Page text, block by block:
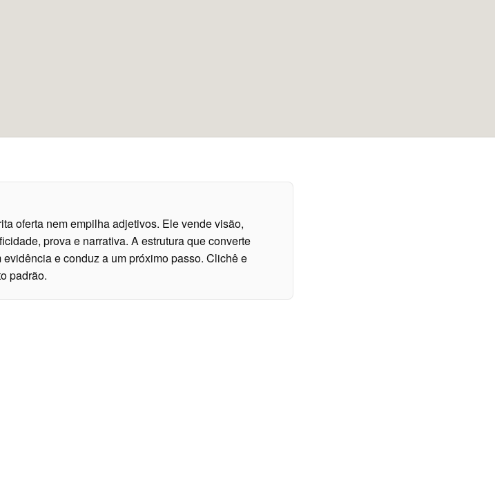
oferta nem empilha adjetivos. Ele vende visão,
prova e narrativa. A estrutura que converte
e conduz a um próximo passo. Clichê e
padrão.